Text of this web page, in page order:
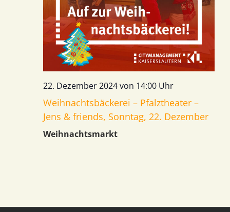
22. Dezember 2024 von 14:00 Uhr
Weihnachtsbäckerei – Pfalztheater –
Jens & friends, Sonntag, 22. Dezember
Weihnachtsmarkt